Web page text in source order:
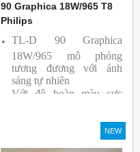
90 Graphica 18W/965 T8
Philips
TL-D 90 Graphica
18W/965 mô phỏng
tương đương với ánh
sáng tự nhiên
Với độ hoàn màu cực
Sản phẩm được sản xuất
bởi hãng Philips, xuất xứ
NEW